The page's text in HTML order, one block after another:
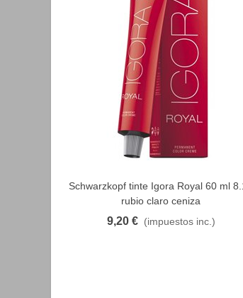
FAVORITO
Schwarzkopf tinte Igora Royal 60 ml
rubio claro ceniza
9,20 € (impuestos inc.)